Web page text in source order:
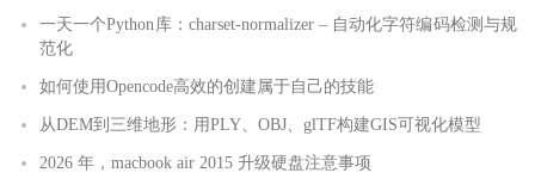
一天一个Python库：charset-normalizer – 自动化字符编码检测与规
范化
如何使用Opencode高效的创建属于自己的技能
从DEM到三维地形：用PLY、OBJ、glTF构建GIS可视化模型
2026 年，macbook air 2015 升级硬盘注意事项